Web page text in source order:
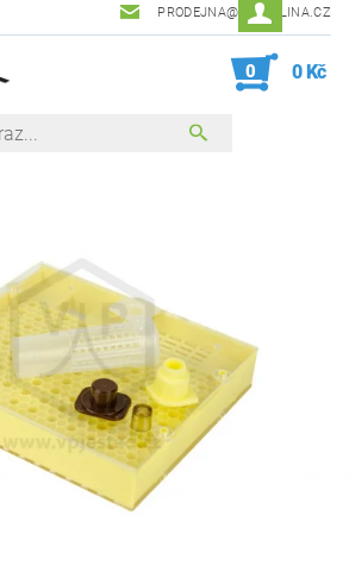
PRODEJNA@ZEVCELINA.CZ
0 0 Kč